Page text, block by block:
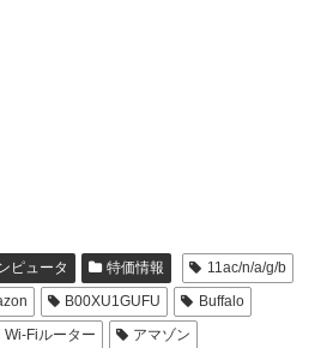
ピュータ 特価情報
11ac/n/a/g/b
B00XU1GUFU
Buffalo
Wi-Fiルーター
アマゾン